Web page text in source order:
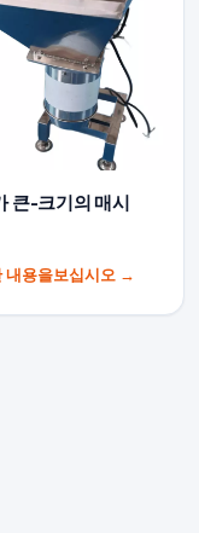
큰-크기의 매시
내용을보십시오 →